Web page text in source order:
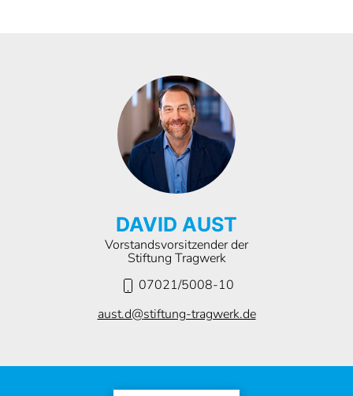
DAVID AUST
Vorstandsvorsitzender der
Stiftung Tragwerk
07021/5008-10
aust.d@stiftung-tragwerk.de